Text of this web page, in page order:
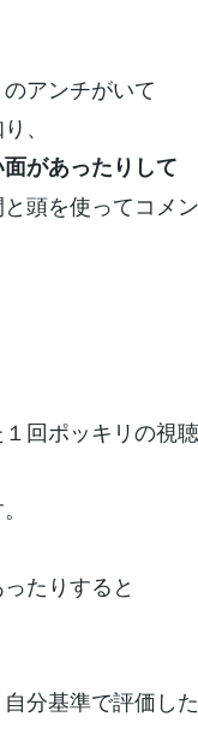
アンチがいて
、
があったりして
頭を使ってコメ
回ポッキリの視聴
たりすると
分基準で評価した